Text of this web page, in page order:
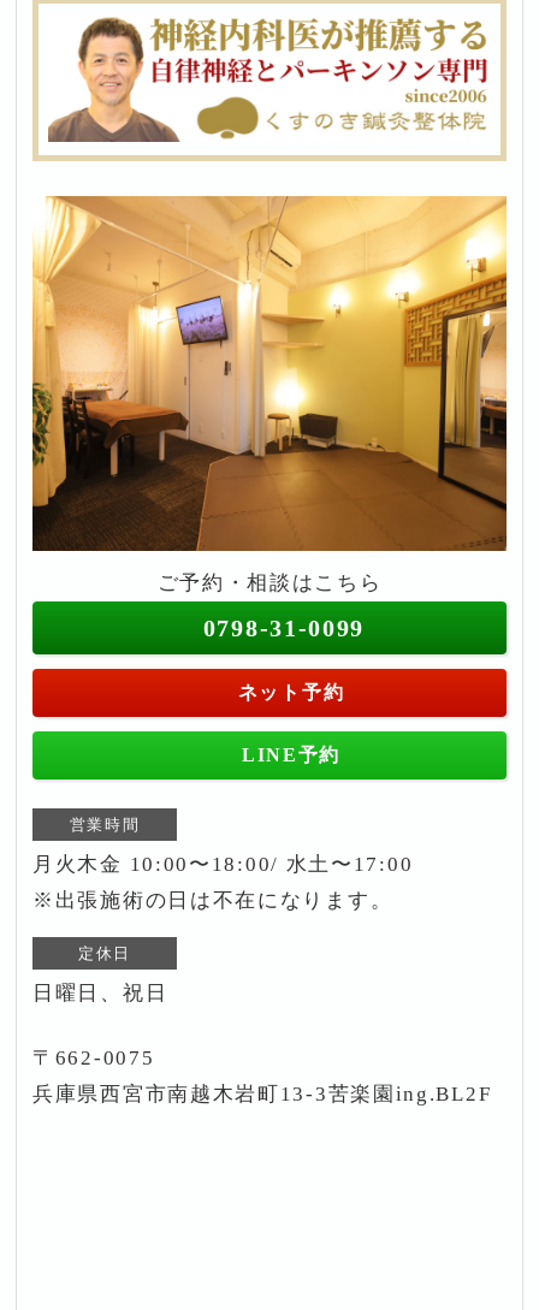
ご予約・相談はこちら
0798-31-0099
ネット予約
LINE予約
営業時間
月火木金 10:00〜18:00/ 水土〜17:00
※出張施術の日は不在になります。
定休日
日曜日、祝日
〒662-0075
兵庫県西宮市南越木岩町13-3苦楽園ing.BL2F